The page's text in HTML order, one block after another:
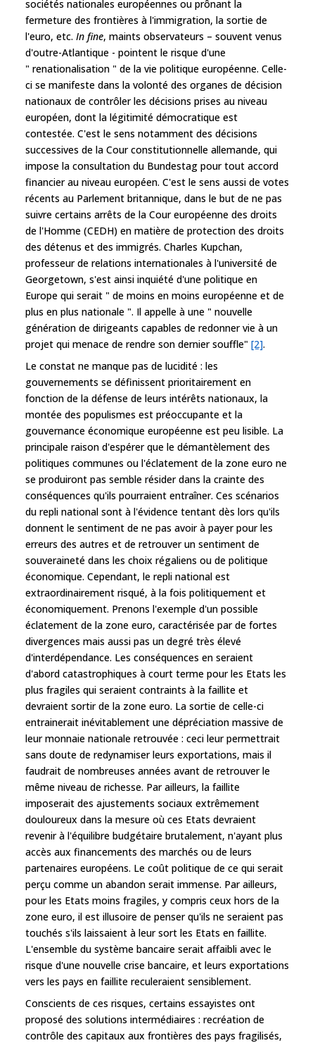
sociétés nationales européennes ou prônant la
fermeture des frontières à l'immigration, la sortie de
l'euro, etc. In fine, maints observateurs – souvent venus
d'outre-Atlantique - pointent le risque d'une
" renationalisation " de la vie politique européenne. Celle-
ci se manifeste dans la volonté des organes de décision
nationaux de contrôler les décisions prises au niveau
européen, dont la légitimité démocratique est
contestée. C'est le sens notamment des décisions
successives de la Cour constitutionnelle allemande, qui
impose la consultation du Bundestag pour tout accord
financier au niveau européen. C'est le sens aussi de votes
récents au Parlement britannique, dans le but de ne pas
suivre certains arrêts de la Cour européenne des droits
de l'Homme (CEDH) en matière de protection des droits
des détenus et des immigrés. Charles Kupchan,
professeur de relations internationales à l'université de
Georgetown, s'est ainsi inquiété d'une politique en
Europe qui serait " de moins en moins européenne et de
plus en plus nationale ". Il appelle à une " nouvelle
génération de dirigeants capables de redonner vie à un
projet qui menace de rendre son dernier souffle" [2].
Le constat ne manque pas de lucidité : les
gouvernements se définissent prioritairement en
fonction de la défense de leurs intérêts nationaux, la
montée des populismes est préoccupante et la
gouvernance économique européenne est peu lisible. La
principale raison d'espérer que le démantèlement des
politiques communes ou l'éclatement de la zone euro ne
se produiront pas semble résider dans la crainte des
conséquences qu'ils pourraient entraîner. Ces scénarios
du repli national sont à l'évidence tentant dès lors qu'ils
donnent le sentiment de ne pas avoir à payer pour les
erreurs des autres et de retrouver un sentiment de
souveraineté dans les choix régaliens ou de politique
économique. Cependant, le repli national est
extraordinairement risqué, à la fois politiquement et
économiquement. Prenons l'exemple d'un possible
éclatement de la zone euro, caractérisée par de fortes
divergences mais aussi pas un degré très élevé
d'interdépendance. Les conséquences en seraient
d'abord catastrophiques à court terme pour les Etats les
plus fragiles qui seraient contraints à la faillite et
devraient sortir de la zone euro. La sortie de celle-ci
entrainerait inévitablement une dépréciation massive de
leur monnaie nationale retrouvée : ceci leur permettrait
sans doute de redynamiser leurs exportations, mais il
faudrait de nombreuses années avant de retrouver le
même niveau de richesse. Par ailleurs, la faillite
imposerait des ajustements sociaux extrêmement
douloureux dans la mesure où ces Etats devraient
revenir à l'équilibre budgétaire brutalement, n'ayant plus
accès aux financements des marchés ou de leurs
partenaires européens. Le coût politique de ce qui serait
perçu comme un abandon serait immense. Par ailleurs,
pour les Etats moins fragiles, y compris ceux hors de la
zone euro, il est illusoire de penser qu'ils ne seraient pas
touchés s'ils laissaient à leur sort les Etats en faillite.
L'ensemble du système bancaire serait affaibli avec le
risque d'une nouvelle crise bancaire, et leurs exportations
vers les pays en faillite reculeraient sensiblement.
Conscients de ces risques, certains essayistes ont
proposé des solutions intermédiaires : recréation de
contrôle des capitaux aux frontières des pays fragilisés,